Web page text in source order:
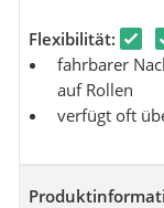
Flexibilität:
fahrbarer
auf Rollen
verfügt oft